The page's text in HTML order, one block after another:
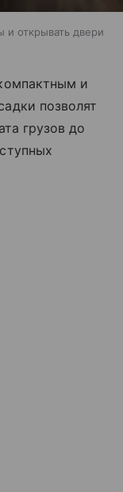
и открывать двери
и
позволят
грузов до